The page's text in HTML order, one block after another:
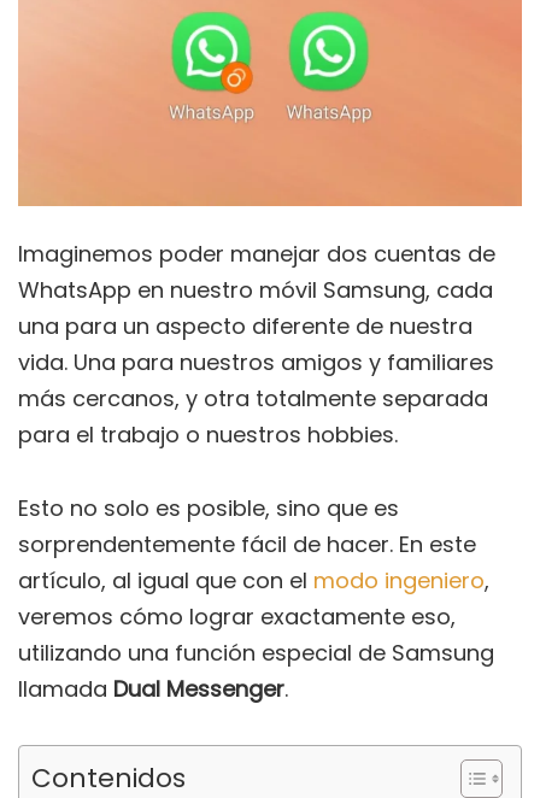
Imaginemos poder manejar dos cuentas de
WhatsApp en nuestro móvil Samsung, cada
una para un aspecto diferente de nuestra
vida. Una para nuestros amigos y familiares
más cercanos, y otra totalmente separada
para el trabajo o nuestros hobbies.
Esto no solo es posible, sino que es
sorprendentemente fácil de hacer. En este
artículo, al igual que con el modo ingeniero,
veremos cómo lograr exactamente eso,
utilizando una función especial de Samsung
llamada Dual Messenger.
Contenidos